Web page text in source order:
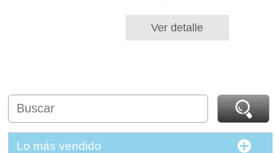
Ver detalle
Lo más vendido